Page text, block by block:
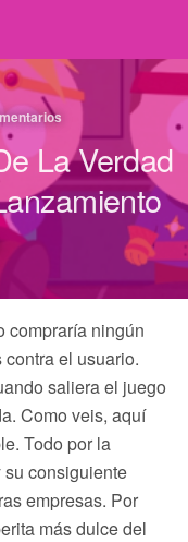
La Verdad
compraría ningún
el usuario.
saliera el juego
Como veis, aquí
Todo por la
consiguiente
empresas. Por
más dulce del